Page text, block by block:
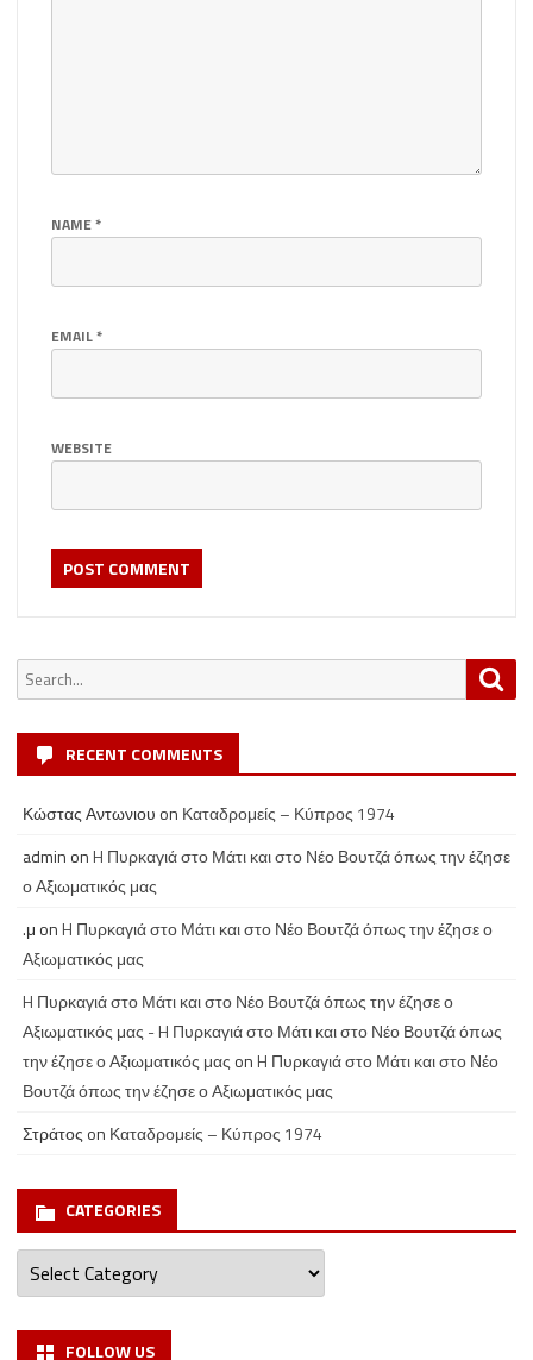
NAME*
EMAIL*
WEBSITE
Search
for:
RECENT COMMENTS
Κώστας Αντωνιου on Καταδρομείς – Κύπρος 1974
admin onH Πυρκαγιά στο Μάτι και στο Νέο Βουτζά όπως την έζησε
ο Αξιωματικός μας
.μ onH Πυρκαγιά στο Μάτι και στο Νέο Βουτζά όπως την έζησε ο
Αξιωματικός μας
H Πυρκαγιά στο Μάτι και στο Νέο Βουτζά όπως την έζησε ο
Αξιωματικός μας - H Πυρκαγιά στο Μάτι και στο Νέο Βουτζά όπως
την έζησε ο Αξιωματικός μας onH Πυρκαγιά στο Μάτι και στο Νέο
Βουτζά όπως την έζησε ο Αξιωματικός μας
Στράτος on Καταδρομείς – Κύπρος 1974
CATEGORIES
Categories
FOLLOW US